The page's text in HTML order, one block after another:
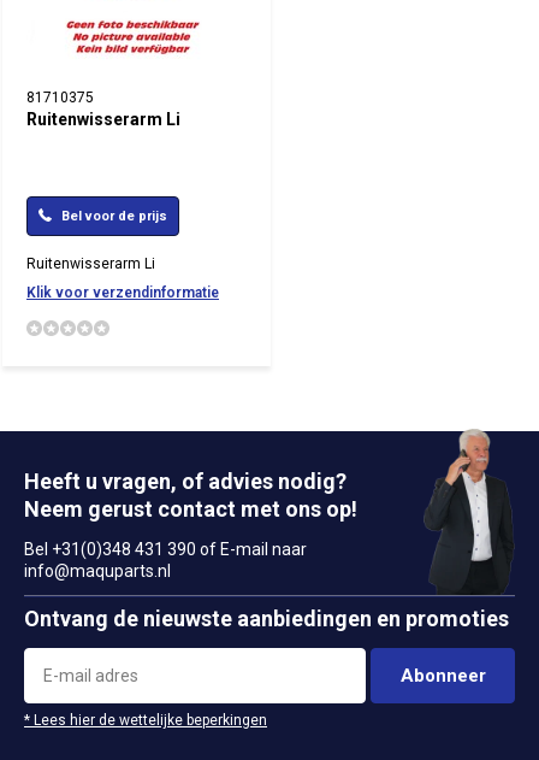
81710375
Ruitenwisserarm Li
Bel voor de prijs
Ruitenwisserarm Li
Klik voor verzendinformatie
Heeft u vragen, of advies nodig?
Neem gerust contact met ons op!
Bel +31(0)348 431 390 of E-mail naar
info@maquparts.nl
Ontvang de nieuwste aanbiedingen en promoties
Abonneer
* Lees hier de wettelijke beperkingen